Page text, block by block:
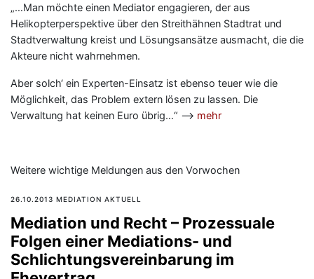
„…Man möchte einen Mediator engagieren, der aus
Helikopterperspektive über den Streithähnen Stadtrat und
Stadtverwaltung kreist und Lösungsansätze ausmacht, die die
Akteure nicht wahrnehmen.
Aber solch‘ ein Experten-Einsatz ist ebenso teuer wie die
Möglichkeit, das Problem extern lösen zu lassen. Die
Verwaltung hat keinen Euro übrig…“ —> mehr
Weitere wichtige Meldungen aus den Vorwochen
26.10.2013 MEDIATION AKTUELL
Mediation und Recht – Prozessuale
Folgen einer Mediations- und
Schlichtungsvereinbarung im